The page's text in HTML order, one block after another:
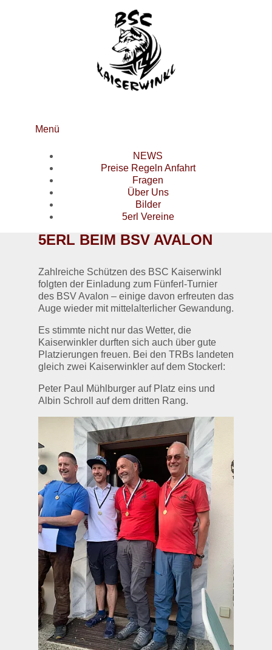
Menü
NEWS
Preise Regeln Anfahrt
Fragen
Über Uns
Bilder
5erl Vereine
5ERL BEIM BSV AVALON
Zahlreiche Schützen des BSC Kaiserwinkl
folgten der Einladung zum Fünferl-Turnier
des BSV Avalon – einige davon erfreuten das
Auge wieder mit mittelalterlicher Gewandung.
Es stimmte nicht nur das Wetter, die
Kaiserwinkler durften sich auch über gute
Platzierungen freuen. Bei den TRBs landeten
gleich zwei Kaiserwinkler auf dem Stockerl:
Peter Paul Mühlburger auf Platz eins und
Albin Schroll auf dem dritten Rang.